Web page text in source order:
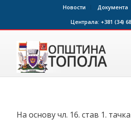
Новости Документа
Централа: +381 (34)
На основу чл. 16. став 1.